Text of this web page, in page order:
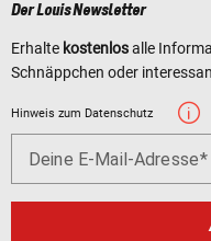
Der Louis Newsletter
Erhalte kostenlosalle
Schnäppchen oder
Hinweis zum Datenschutz
Deine E-Mail-Adresse